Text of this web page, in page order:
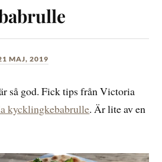
MAJ, 2019
så god. Fick tips från Victoria
kycklingkebabrulle. Är lite av en